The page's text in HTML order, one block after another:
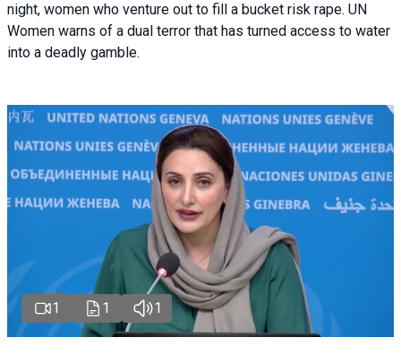
night, women who venture out to fill a bucket risk rape. UN
Women warns of a dual terror that has turned access to water
into a deadly gamble.
1 1 1